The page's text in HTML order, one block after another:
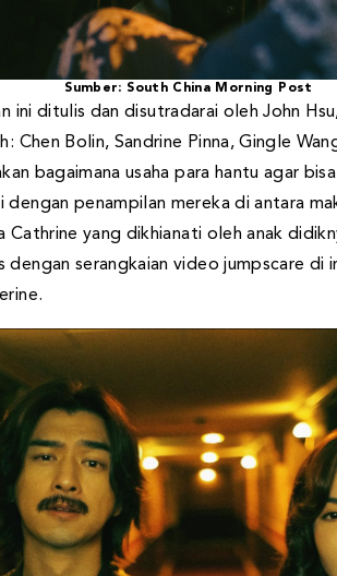
Sumber: South China Morning Post
ini ditulis dan disutradarai oleh John
Chen Bolin, Sandrine Pinna, Gingle
bagaimana usaha para hantu agar
penampilan mereka di antara
Cathrine yang dikhianati oleh anak
serangkaian video jumpscare di